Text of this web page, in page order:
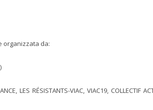
organizzata da:
LES RÉSISTANTS-VIAC, VIAC19, COLLECTIF